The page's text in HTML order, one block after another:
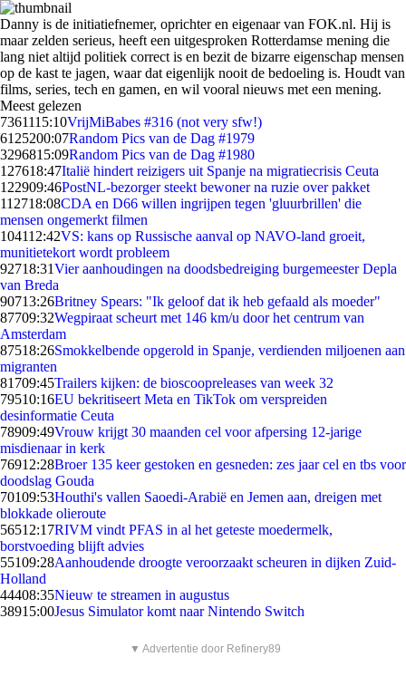
Danny is de initiatiefnemer, oprichter en eigenaar van FOK.nl. Hij is
maar zelden serieus, heeft een uitgesproken Rotterdamse mening die
lang niet altijd politiek correct is en bezit de bizarre eigenschap mensen
op de kast te jagen, waar dat eigenlijk nooit de bedoeling is. Houdt van
films, series, tech en gamen, en wil vooral nieuws met een mening.
Meest gelezen
7361115:10VrijMiBabes #316 (not very sfw!)
6125200:07Random Pics van de Dag #1979
3296815:09Random Pics van de Dag #1980
127618:47Italië hindert reizigers uit Spanje na migratiecrisis Ceuta
122909:46PostNL-bezorger steekt bewoner na ruzie over pakket
112718:08CDA en D66 willen ingrijpen tegen 'gluurbrillen' die
mensen ongemerkt filmen
104112:42VS: kans op Russische aanval op NAVO-land groeit,
munitietekort wordt probleem
92718:31Vier aanhoudingen na doodsbedreiging burgemeester Depla
van Breda
90713:26Britney Spears: "Ik geloof dat ik heb gefaald als moeder"
87709:32Wegpiraat scheurt met 146 km/u door het centrum van
Amsterdam
87518:26Smokkelbende opgerold in Spanje, verdienden miljoenen aan
migranten
81709:45Trailers kijken: de bioscoopreleases van week 32
79510:16EU bekritiseert Meta en TikTok om verspreiden
desinformatie Ceuta
78909:49Vrouw krijgt 30 maanden cel voor afpersing 12-jarige
misdienaar in kerk
76912:28Broer 135 keer gestoken en gesneden: zes jaar cel en tbs voor
doodslag Gouda
70109:53Houthi's vallen Saoedi-Arabië en Jemen aan, dreigen met
blokkade olieroute
56512:17RIVM vindt PFAS in al het geteste moedermelk,
borstvoeding blijft advies
55109:28Aanhoudende droogte veroorzaakt scheuren in dijken Zuid-
Holland
44408:35Nieuw te streamen in augustus
38915:00Jesus Simulator komt naar Nintendo Switch
▼ Advertentie door Refinery89